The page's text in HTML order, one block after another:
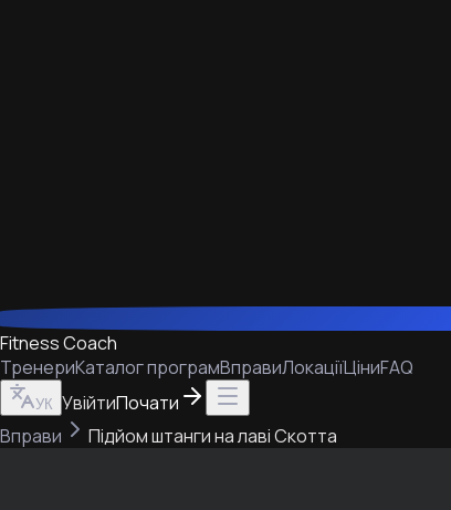
Fitness Coach
ТренериКаталог програмВправиЛокаціїЦіниFAQ
УК УвійтиПочати
Вправи
Підйом штанги на лаві Скотта